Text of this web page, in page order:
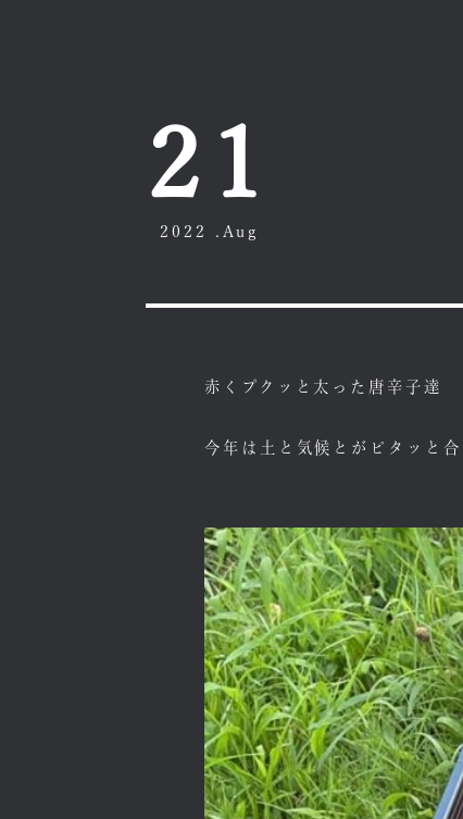
21
2022 .Aug
赤くプクッと太った唐辛子達
今年は土と気候とがピタッと合